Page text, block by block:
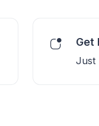
Get
Just